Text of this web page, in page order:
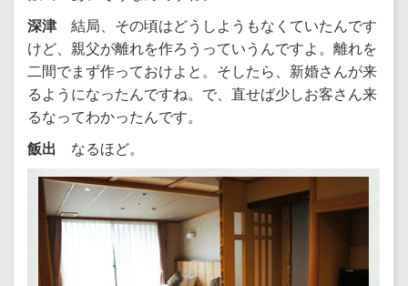
深津 結局、その頃はどうしようもなくていたんです
けど、親父が離れを作ろうっていうんですよ。離れを
二間でまず作っておけよと。そしたら、新婚さんが来
るようになったんですね。で、直せば少しお客さん来
るなってわかったんです。
飯出 なるほど。